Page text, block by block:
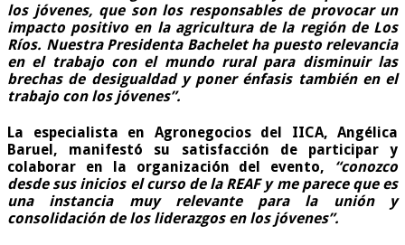
los jóvenes, que son los responsables de provocar un
impacto positivo en la agricultura de la región de Los
Ríos. Nuestra Presidenta Bachelet ha puesto relevancia
en el trabajo con el mundo rural para disminuir las
brechas de desigualdad y poner énfasis también en el
trabajo con los jóvenes”.
La especialista en Agronegocios del IICA, Angélica
Baruel, manifestó su satisfacción de participar y
colaborar en la organización del evento,
“conozco
desde sus inicios el curso de la REAF y me parece que es
una instancia muy relevante para la unión y
consolidación de los liderazgos en los jóvenes”.